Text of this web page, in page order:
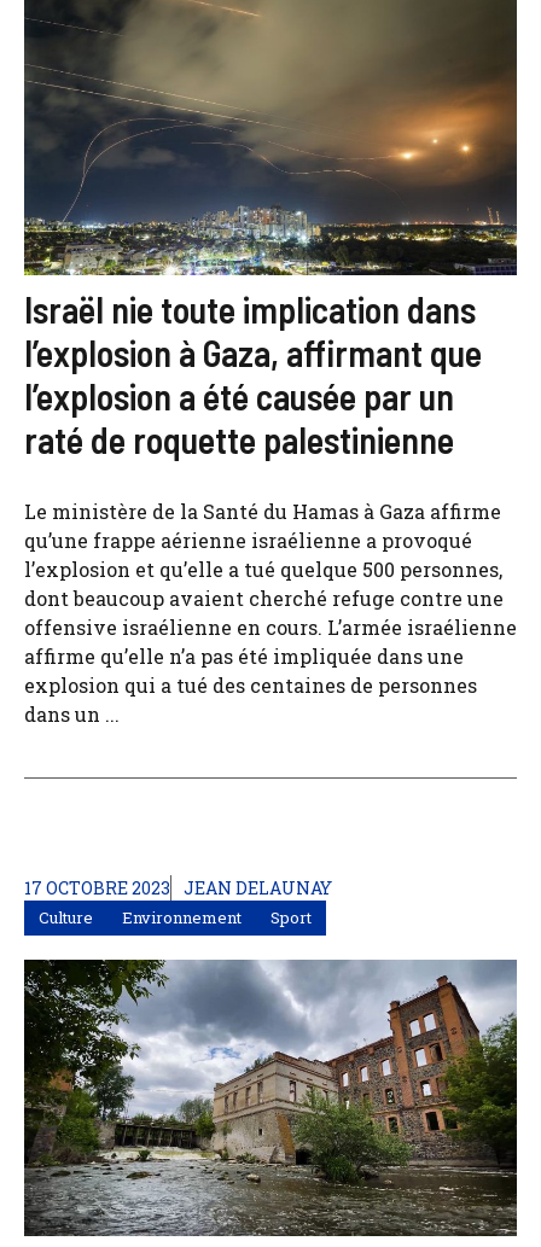
Israël nie toute implication dans
l’explosion à Gaza, affirmant que
l’explosion a été causée par un
raté de roquette palestinienne
Le ministère de la Santé du Hamas à Gaza affirme
qu’une frappe aérienne israélienne a provoqué
l’explosion et qu’elle a tué quelque 500 personnes,
dont beaucoup avaient cherché refuge contre une
offensive israélienne en cours. L’armée israélienne
affirme qu’elle n’a pas été impliquée dans une
explosion qui a tué des centaines de personnes
dans un ...
17 OCTOBRE 2023 JEAN DELAUNAY
Culture Environnement Sport